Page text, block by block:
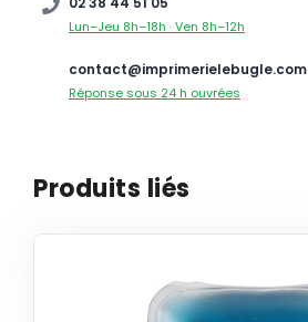
Lun–Jeu 8h–18h · Ven 8h–12h
contact@imprimerielebugle.com
Réponse sous 24 h ouvrées
Produits liés